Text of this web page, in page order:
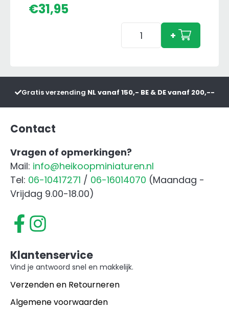
€31,95
Joskin
Trans-
Kieper
aantal
+
Gratis verzending NL vanaf 150,- BE & DE vanaf 200,--
Contact
Vragen of opmerkingen?
Mail: info@heikoopminiaturen.nl
Tel: 06-10417271 / 06-16014070 (Maandag -
Vrijdag 9.00-18.00)
Klantenservice
Vind je antwoord snel en makkelijk.
Verzenden en Retourneren
Algemene voorwaarden